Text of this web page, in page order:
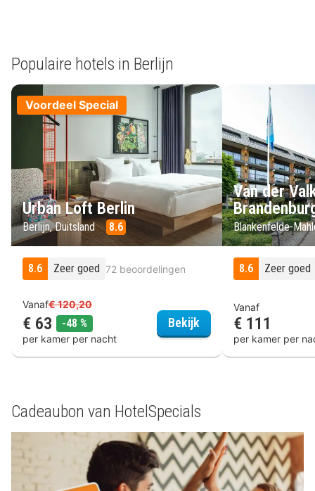
Populaire hotels in Berlijn
Voordeel Special
Urban Loft Berlin
Berlijn, Duitsland 8.6
8.6 Zeer goed 72 beoordelingen
Vanaf€ 120,20
€ 63 -48 %
per kamer per nacht
Bekijk Urban Loft Berlin
Van der
Blankenfelde-
8.6 Zeer goed
Vanaf
€ 111
per kamer per
Cadeaubon van HotelSpecials